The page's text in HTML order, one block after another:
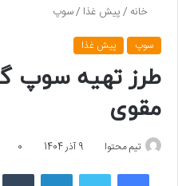
خانه /پیش غذا /سوپ
سوپ پیش غذا
طرز تهیه سوپ
مقوی
تیم محتوا 9 آذر 1404 0
فیسبوک لینکداین